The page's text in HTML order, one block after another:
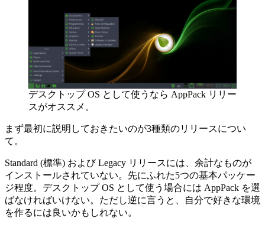
デスクトップ OS として使うなら AppPack リリー
スがオススメ。
まず最初に説明しておきたいのが3種類のリリースについ
て。
Standard (標準) および Legacy リリースには、余計なものが
インストールされていない。先にふれた5つの基本パッケー
ジ程度。デスクトップ OS として使う場合には AppPack を選
ばなければいけない。ただし逆に言うと、自分で好きな環境
を作るには良いかもしれない。